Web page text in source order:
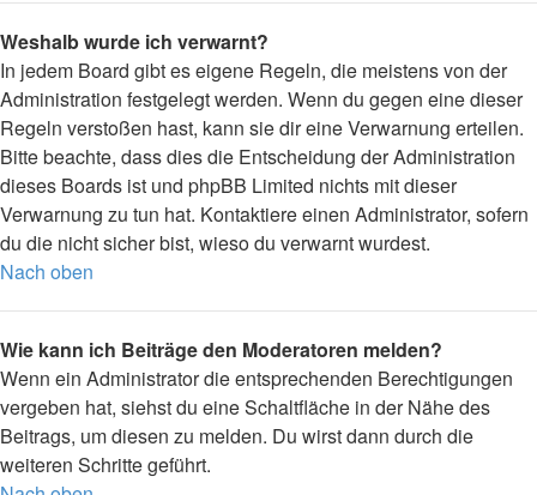
Weshalb wurde ich verwarnt?
In jedem Board gibt es eigene Regeln, die meistens von der
Administration festgelegt werden. Wenn du gegen eine dieser
Regeln verstoßen hast, kann sie dir eine Verwarnung erteilen.
Bitte beachte, dass dies die Entscheidung der Administration
dieses Boards ist und phpBB Limited nichts mit dieser
Verwarnung zu tun hat. Kontaktiere einen Administrator, sofern
du die nicht sicher bist, wieso du verwarnt wurdest.
Nach oben
Wie kann ich Beiträge den Moderatoren melden?
Wenn ein Administrator die entsprechenden Berechtigungen
vergeben hat, siehst du eine Schaltfläche in der Nähe des
Beitrags, um diesen zu melden. Du wirst dann durch die
weiteren Schritte geführt.